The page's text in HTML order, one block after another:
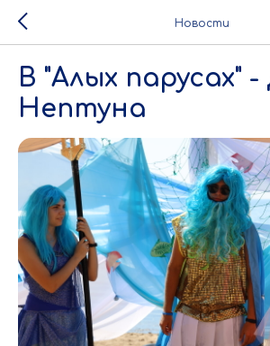
Новости
В "Алых парусах"
Нептуна